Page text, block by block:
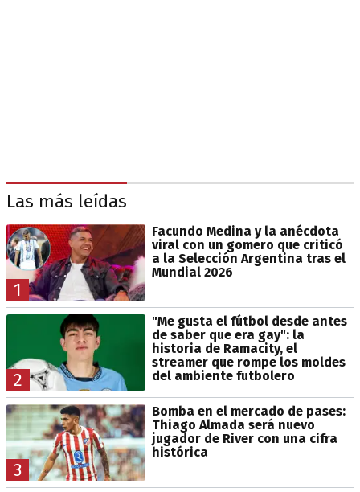
Las más leídas
1
Facundo Medina y la anécdota
viral con un gomero que criticó
a la Selección Argentina tras el
Mundial 2026
2
"Me gusta el fútbol desde antes
de saber que era gay": la
historia de Ramacity, el
streamer que rompe los moldes
del ambiente futbolero
3
Bomba en el mercado de pases:
Thiago Almada será nuevo
jugador de River con una cifra
histórica